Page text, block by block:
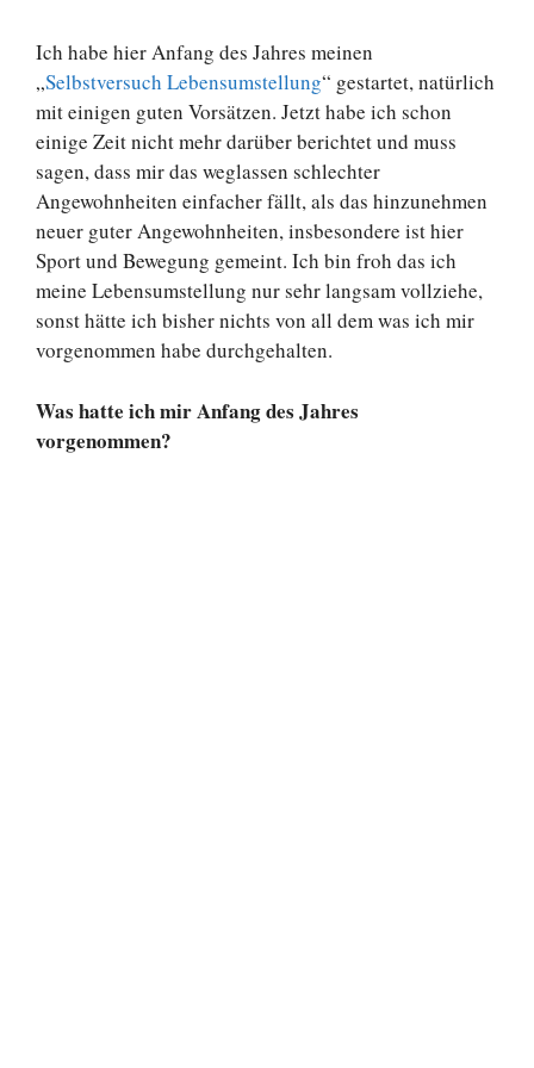
Ich habe hier Anfang des Jahres meinen
„Selbstversuch Lebensumstellung“ gestartet, natürlich
mit einigen guten Vorsätzen. Jetzt habe ich schon
einige Zeit nicht mehr darüber berichtet und muss
sagen, dass mir das weglassen schlechter
Angewohnheiten einfacher fällt, als das hinzunehmen
neuer guter Angewohnheiten, insbesondere ist hier
Sport und Bewegung gemeint. Ich bin froh das ich
meine Lebensumstellung nur sehr langsam vollziehe,
sonst hätte ich bisher nichts von all dem was ich mir
vorgenommen habe durchgehalten.
Was hatte ich mir Anfang des Jahres
vorgenommen?